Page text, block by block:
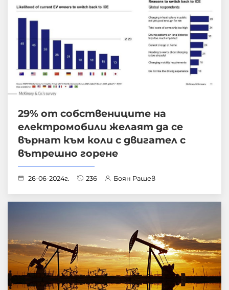
29% от собствениците на
електромобили желаят да се
върнат към коли с двигател с
вътрешно горене
26-06-2024г. 236 Боян Рашев